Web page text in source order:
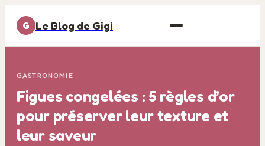
G Le Blog de Gigi
GASTRONOMIE
Figues congelées : 5 règles d’or
pour préserver leur texture et
leur saveur